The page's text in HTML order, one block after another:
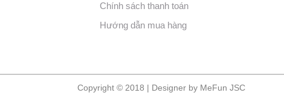
Chính sách thanh toán
Hướng dẫn mua hàng
Copyright © 2018 | Designer by MeFun JSC